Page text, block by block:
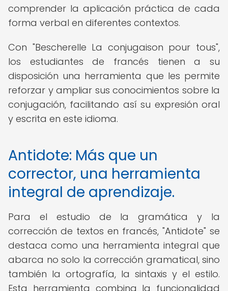
comprender la aplicación práctica de cada
forma verbal en diferentes contextos.
Con "Bescherelle La conjugaison pour tous",
los estudiantes de francés tienen a su
disposición una herramienta que les permite
reforzar y ampliar sus conocimientos sobre la
conjugación, facilitando así su expresión oral
y escrita en este idioma.
Antidote: Más que un
corrector, una herramienta
integral de aprendizaje.
Para el estudio de la gramática y la
corrección de textos en francés, "Antidote" se
destaca como una herramienta integral que
abarca no solo la corrección gramatical, sino
también la ortografía, la sintaxis y el estilo.
Esta herramienta combina la funcionalidad